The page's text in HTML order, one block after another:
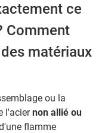
ce
Comment
matériaux
ou la
l'aciernon allié ou
flamme